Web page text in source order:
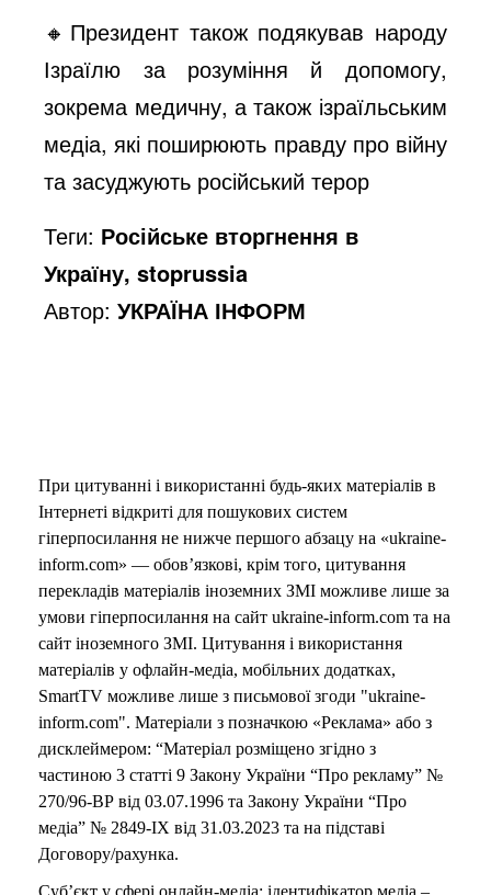
🔸Президент також подякував народу
Ізраїлю за розуміння й допомогу,
зокрема медичну, а також ізраїльським
медіа, які поширюють правду про війну
та засуджують російський терор
Теги: Російське вторгнення в
Україну, stoprussia
Автор:УКРАЇНА ІНФОРМ
При цитуванні і використанні будь-яких матеріалів в
Інтернеті відкриті для пошукових систем
гіперпосилання не нижче першого абзацу на «ukraine-
inform.com» — обов’язкові, крім того, цитування
перекладів матеріалів іноземних ЗМІ можливе лише за
умови гіперпосилання на сайт ukraine-inform.com та на
сайт іноземного ЗМІ. Цитування і використання
матеріалів у офлайн-медіа, мобільних додатках,
SmartTV можливе лише з письмової згоди "ukraine-
inform.com". Матеріали з позначкою «Реклама» або з
дисклеймером: “Матеріал розміщено згідно з
частиною 3 статті 9 Закону України “Про рекламу” №
270/96-ВР від 03.07.1996 та Закону України “Про
медіа” № 2849-IX від 31.03.2023 та на підставі
Договору/рахунка.
Суб’єкт у сфері онлайн-медіа; ідентифікатор медіа –